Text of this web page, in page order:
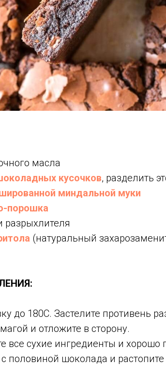
масла
кусочков, разделить
миндальной муки
порошка
(натуральный
до 180С. Застелите противень
и отложите в сторону.
все сухие ингредиенты и хорошо
половиной шоколада и